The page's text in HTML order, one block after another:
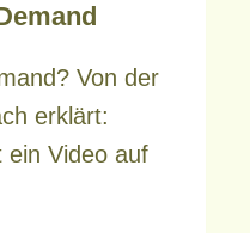
Von der
erklärt:
ein Video auf